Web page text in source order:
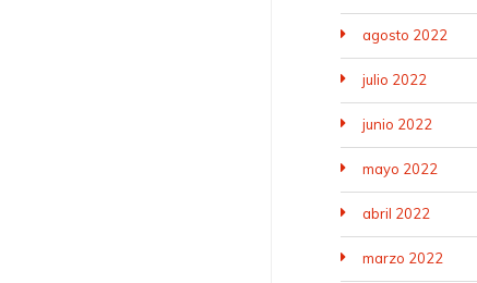
agosto 2022
julio 2022
junio 2022
mayo 2022
abril 2022
marzo 2022